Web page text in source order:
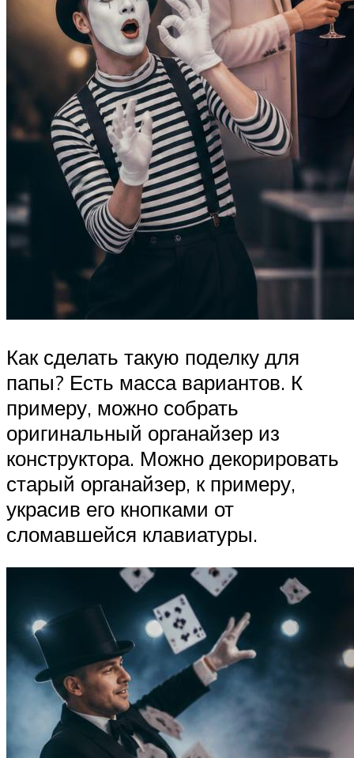
Как сделать такую поделку для
папы? Есть масса вариантов. К
примеру, можно собрать
оригинальный органайзер из
конструктора. Можно декорировать
старый органайзер, к примеру,
украсив его кнопками от
сломавшейся клавиатуры.